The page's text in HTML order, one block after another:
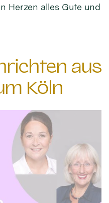
Herzen alles Gute und
aus
Köln